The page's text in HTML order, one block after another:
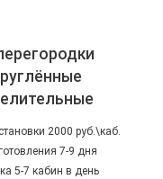
2000 руб.\каб.
7-9 дня
5-7 кабин в день